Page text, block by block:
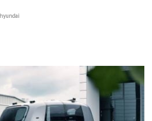
hyundai